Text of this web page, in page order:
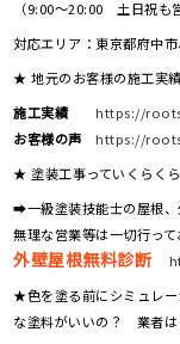
（9:00～20:00 土日祝も
対応エリア：東京都府中
★ 地元のお客様の施工実
施工実績
https://
お客様の声
https://
★ 塗装工事っていくらく
➡一級塗装技能士の屋根、
無理な営業等は一切行って
外壁屋根無料診断
★色を塗る前にシミュレ
な塗料がいいの？ 業者は